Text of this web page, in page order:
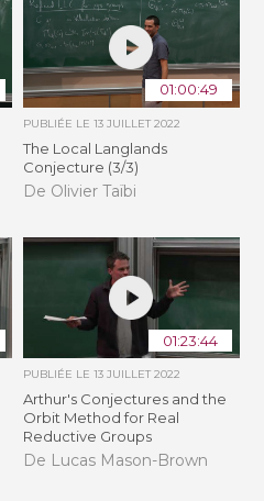
01:00:49
PUBLIÉE LE 13 JUILLET 2022
The Local Langlands
Conjecture (3/3)
De Olivier Taïbi
01:23:44
PUBLIÉE LE 13 JUILLET 2022
Arthur's Conjectures and the
Orbit Method for Real
Reductive Groups
De Lucas Mason-Brown